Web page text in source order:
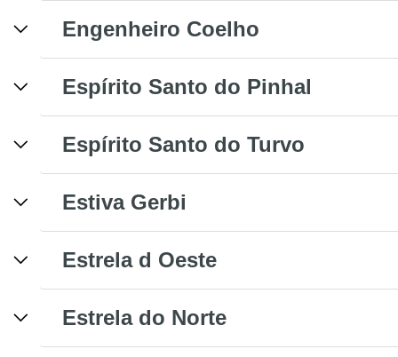
Engenheiro Coelho
Espírito Santo do Pinhal
Espírito Santo do Turvo
Estiva Gerbi
Estrela d Oeste
Estrela do Norte